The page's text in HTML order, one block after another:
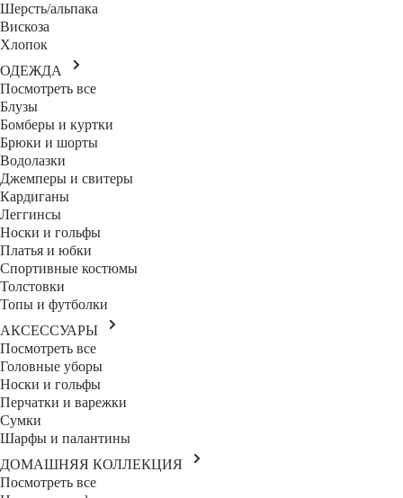
Шерсть/альпака
Вискоза
Хлопок
ОДЕЖДА
Посмотреть все
Блузы
Бомберы и куртки
Брюки и шорты
Водолазки
Джемперы и свитеры
Кардиганы
Леггинсы
Носки и гольфы
Платья и юбки
Спортивные костюмы
Толстовки
Топы и футболки
АКСЕССУАРЫ
Посмотреть все
Головные уборы
Носки и гольфы
Перчатки и варежки
Сумки
Шарфы и палантины
ДОМАШНЯЯ КОЛЛЕКЦИЯ
Посмотреть все